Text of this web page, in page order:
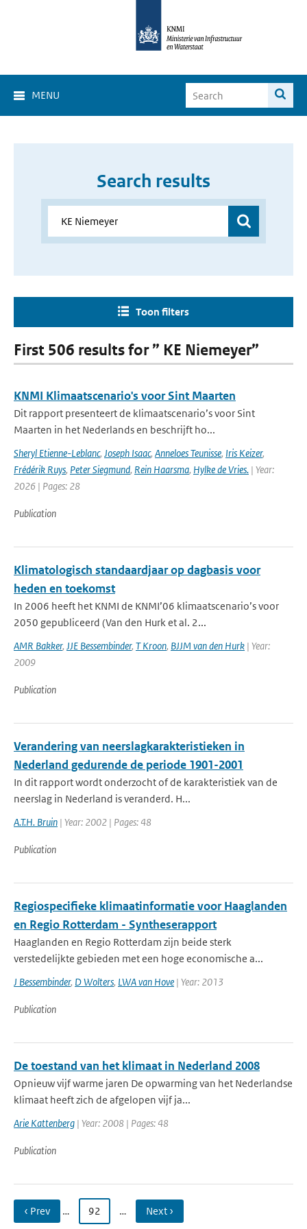
MENU
Search results
Toon filters
First 506 results for ” KE Niemeyer”
KNMI Klimaatscenario's voor Sint Maarten
Dit rapport presenteert de klimaatscenario’s voor Sint
Maarten in het Nederlands en beschrijft ho...
Sheryl Etienne-Leblanc, Joseph Isaac, Anneloes Teunisse, Iris Keizer,
Frédérik Ruys, Peter Siegmund, Rein Haarsma, Hylke de Vries. | Year:
2026 | Pages: 28
Publication
Klimatologisch standaardjaar op dagbasis voor
heden en toekomst
In 2006 heeft het KNMI de KNMI’06 klimaatscenario’s voor
2050 gepubliceerd (Van den Hurk et al. 2...
AMR Bakker, JJE Bessembinder, T Kroon, BJJM van den Hurk | Year:
2009
Publication
Verandering van neerslagkarakteristieken in
Nederland gedurende de periode 1901-2001
In dit rapport wordt onderzocht of de karakteristiek van de
neerslag in Nederland is veranderd. H...
A.T.H. Bruin | Year: 2002 | Pages: 48
Publication
Regiospecifieke klimaatinformatie voor Haaglanden
en Regio Rotterdam - Syntheserapport
Haaglanden en Regio Rotterdam zijn beide sterk
verstedelijkte gebieden met een hoge economische a...
J Bessembinder, D Wolters, LWA van Hove | Year: 2013
Publication
De toestand van het klimaat in Nederland 2008
Opnieuw vijf warme jaren De opwarming van het Nederlandse
klimaat heeft zich de afgelopen vijf ja...
Arie Kattenberg | Year: 2008 | Pages: 48
Publication
‹ Prev … 92 … Next ›